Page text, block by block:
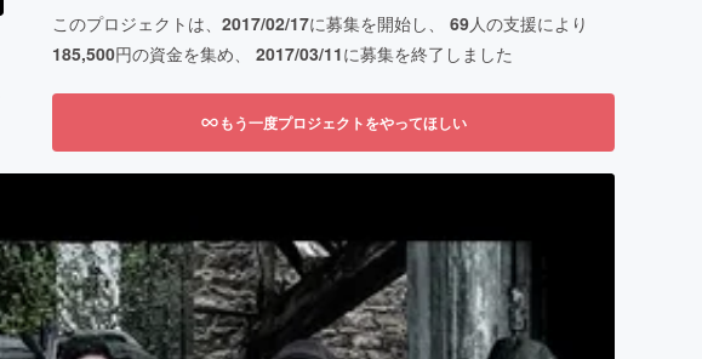
このプロジェクトは、 2017/02/17に募集を開始し、 69人の支援により
185,500円の資金を集め、 2017/03/11に募集を終了しました
もう一度プロジェクトをやってほしい